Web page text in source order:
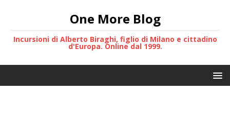
One More Blog
Incursioni di Alberto Biraghi, figlio di Milano e cittadino
d'Europa. Online dal 1999.